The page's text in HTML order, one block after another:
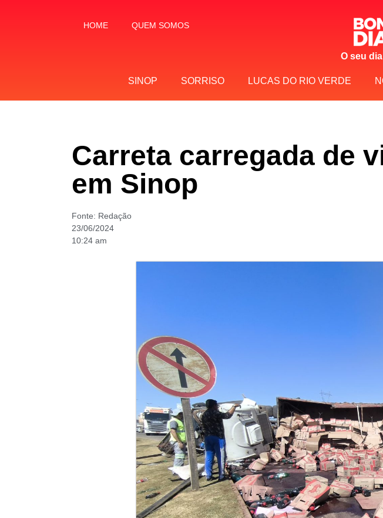
HOME QUEM SOMOS
O seu
SINOP SORRISO LUCAS DO RIO VERDE
Carreta carregada de
em Sinop
Fonte: Redação
23/06/2024
10:24 am